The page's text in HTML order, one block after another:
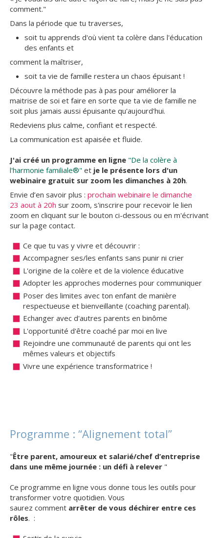
comment."
Dans la période que tu traverses,
soit tu apprends d'où vient ta colère dans l'éducation
des enfants et
comment la maîtriser,
soit ta vie de famille restera un chaos épuisant !
Découvre la méthode pas à pas pour améliorer la
maitrise de soi et faire en sorte que ta vie de famille ne
soit plus jamais aussi épuisante qu'aujourd'hui.
Redeviens plus calme, confiant et respecté.
La communication est apaisée et fluide.
J'ai créé un programme en ligne "De la colère à
l'harmonie familiale®" et je le présente lors d'un
webinaire gratuit sur zoom les dimanches à 20h.
Envie d’en savoir plus : prochain webinaire le dimanche
23 aout à 20h sur zoom, s'inscrire pour recevoir le lien
zoom en cliquant sur le bouton ci-dessous ou en m'écrivant
sur la page contact.
Ce que tu vas y vivre et découvrir :
Accompagner ses/les enfants sans punir ni crier
L'origine de la colère et de la violence éducative
Adopter les approches modernes pour communiquer
Poser des limites avec ton enfant de manière
respectueuse et bienveillante (coaching parental).
Echanger avec d'autres parents en binôme
L'opportunité d'être coaché par moi en live
Rejoindre une communauté de parents qui ont les
mêmes valeurs et objectifs
Vivre une expérience transformatrice !
Programme : “Alignement total”
"Être parent, amoureux et salarié/chef d’entreprise
dans une même journée : un défi à relever "
Ce programme en ligne vous donne tous les outils pour
transformer votre quotidien. Vous
saurez comment arrêter de vous déchirer entre ces
rôles. :